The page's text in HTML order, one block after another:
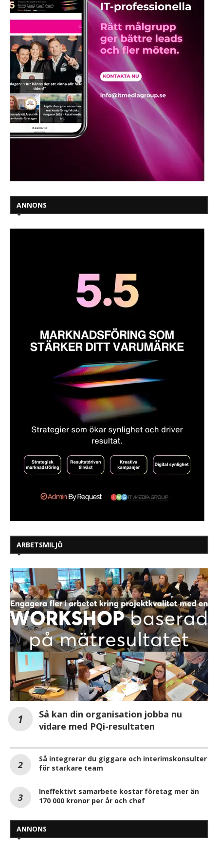
ANNONS
ARBETSMILJÖ
Så kan din organisation jobba nu
vidare med PQi-resultaten
Så integrerar du giggare och interimskonsulter
för starkare team
Ineffektivt samarbete kostar företag mer än
170 000 kronor per år och chef
ANNONS